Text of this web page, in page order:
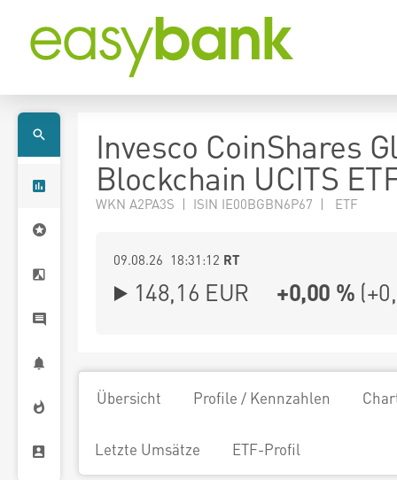
Invesco CoinShares
Blockchain UCITS
WKN A2PA3S | ISIN IE00BGBN6P67 | ETF
09.08.26 18:31:12 RT
148,16 EUR +0,00 % (
Übersicht Profile / Kennzahlen
Letzte Umsätze ETF-Profil